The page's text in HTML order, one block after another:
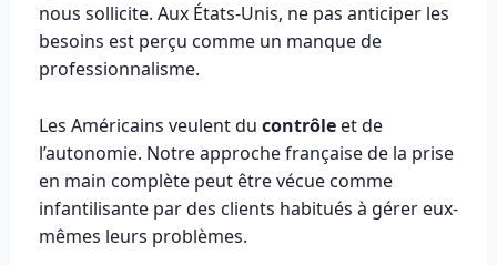
nous sollicite. Aux États-Unis, ne pas anticiper les
besoins est perçu comme un manque de
professionnalisme.
Les Américains veulent du contrôle et de
l’autonomie. Notre approche française de la prise
en main complète peut être vécue comme
infantilisante par des clients habitués à gérer eux-
mêmes leurs problèmes.